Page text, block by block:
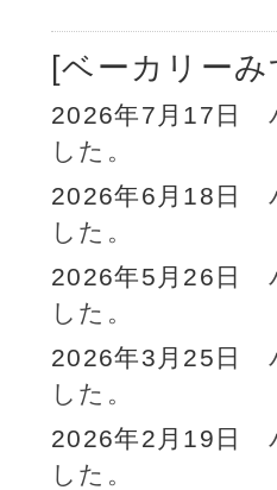
[ベーカリー
2026年7月17日
した。
2026年6月18日
した。
2026年5月26日
した。
2026年3月25日
した。
2026年2月19日
した。